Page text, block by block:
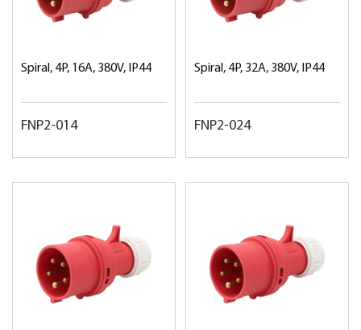
Spiral, 4P, 16A, 380V, IP44
FNP2-014
Spiral, 4P, 32A, 380V, IP44
FNP2-024